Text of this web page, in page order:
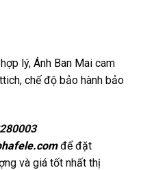
lý, Ánh Ban Mai cam
chế độ bảo hành bảo
để đặt
và giá tốt nhất thị